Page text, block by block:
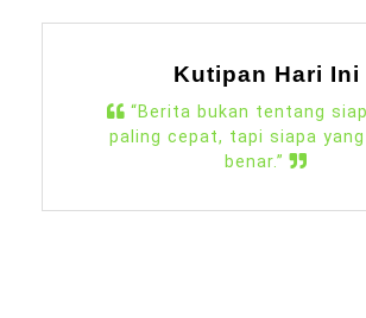
Kutipan Hari Ini
“Berita bukan tentang
paling cepat, tapi siapa
benar.”